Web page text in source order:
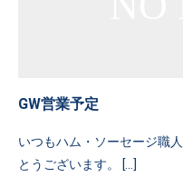
GW営業予定
いつもハム・ソーセージ職
とうございます。 […]